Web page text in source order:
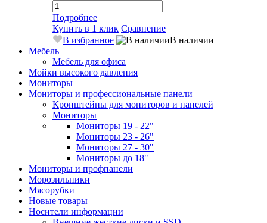
Подробнее
Купить в 1 клик Сравнение
В избранное
В наличии
Мебель
Мебель для офиса
Мойки высокого давления
Мониторы
Мониторы и профессиональные панели
Кронштейны для мониторов и панелей
Мониторы
Мониторы 19 - 22"
Мониторы 23 - 26"
Мониторы 27 - 30"
Мониторы до 18"
Мониторы и профпанели
Морозильники
Мясорубки
Новые товары
Носители информации